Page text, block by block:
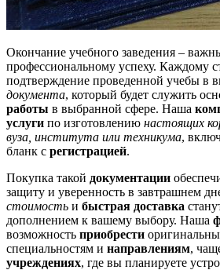
Окончание учебного заведения –
профессиональному успеху. Каждому
подтверждение проведенной учебы в
документа, который будет служить
работы в выбранной сфере. Наша
услуги по изготовлению настоящих
вуза, института или техникума,
бланк с регистрацией.
Покупка такой документации
защиту и уверенность в завтрашнем
стоимость и быстрая доставка
дополнением к вашему выбору. Наша
возможность приобрести
специальностям и направлениям,
учреждениях, где вы планируете